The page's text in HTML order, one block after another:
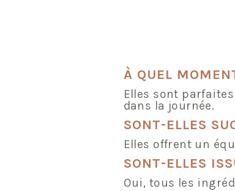
À QUEL
Elles sont
dans la journée.
SONT-ELLES
Elles offrent un
SONT-ELLES
Oui, tous les